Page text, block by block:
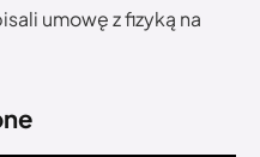
umowę z fizyką na